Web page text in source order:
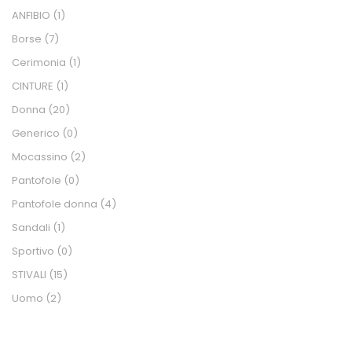
ANFIBIO (1)
Borse (7)
Cerimonia (1)
CINTURE (1)
Donna (20)
Generico (0)
Mocassino (2)
Pantofole (0)
Pantofole donna (4)
Sandali (1)
Sportivo (0)
STIVALI (15)
Uomo (2)